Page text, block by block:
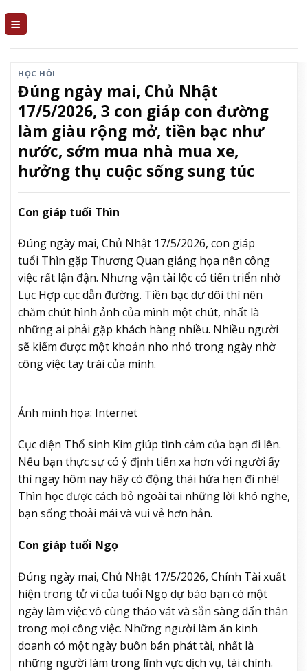
HỌC HỎI
Đúng ngày mai, Chủ Nhật
17/5/2026, 3 con giáp con đường
làm giàu rộng mở, tiền bạc như
nước, sớm mua nhà mua xe,
hưởng thụ cuộc sống sung túc
Con giáp tuổi Thìn
Đúng ngày mai, Chủ Nhật 17/5/2026, con giáp
tuổi Thìn gặp Thương Quan giáng họa nên công
việc rất lận đận. Nhưng vận tài lộc có tiến triển nhờ
Lục Hợp cục dẫn đường. Tiền bạc dư dôi thì nên
chăm chút hình ảnh của mình một chút, nhất là
những ai phải gặp khách hàng nhiều. Nhiều người
sẽ kiếm được một khoản nho nhỏ trong ngày nhờ
công việc tay trái của mình.
Ảnh minh họa: Internet
Cục diện Thổ sinh Kim giúp tình cảm của bạn đi lên.
Nếu bạn thực sự có ý định tiến xa hơn với người ấy
thì ngay hôm nay hãy có động thái hứa hẹn đi nhé!
Thìn học được cách bỏ ngoài tai những lời khó nghe,
bạn sống thoải mái và vui vẻ hơn hẳn.
Con giáp tuổi Ngọ
Đúng ngày mai, Chủ Nhật 17/5/2026, Chính Tài xuất
hiện trong tử vi của tuổi Ngọ dự báo bạn có một
ngày làm việc vô cùng tháo vát và sẵn sàng dấn thân
trong mọi công việc. Những người làm ăn kinh
doanh có một ngày buôn bán phát tài, nhất là
những người làm trong lĩnh vực dịch vụ, tài chính.